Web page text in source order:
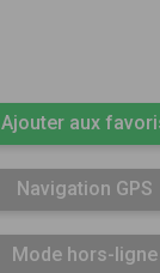
Ajouter aux
Navigation GPS
Mode hors-ligne